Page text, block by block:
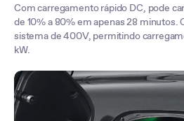
Com carregamento rápido DC, pode
de 10% a 80% em apenas 28 minutos.
sistema de 400V, permitindo
kW.